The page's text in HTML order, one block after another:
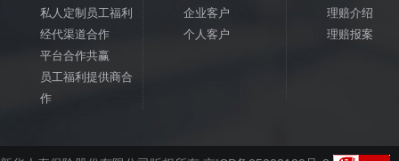
私人定制员工福利
经代渠道合作
平台合作共赢
员工福利提供商合
作
企业客户
个人客户
理赔介绍
理赔报案